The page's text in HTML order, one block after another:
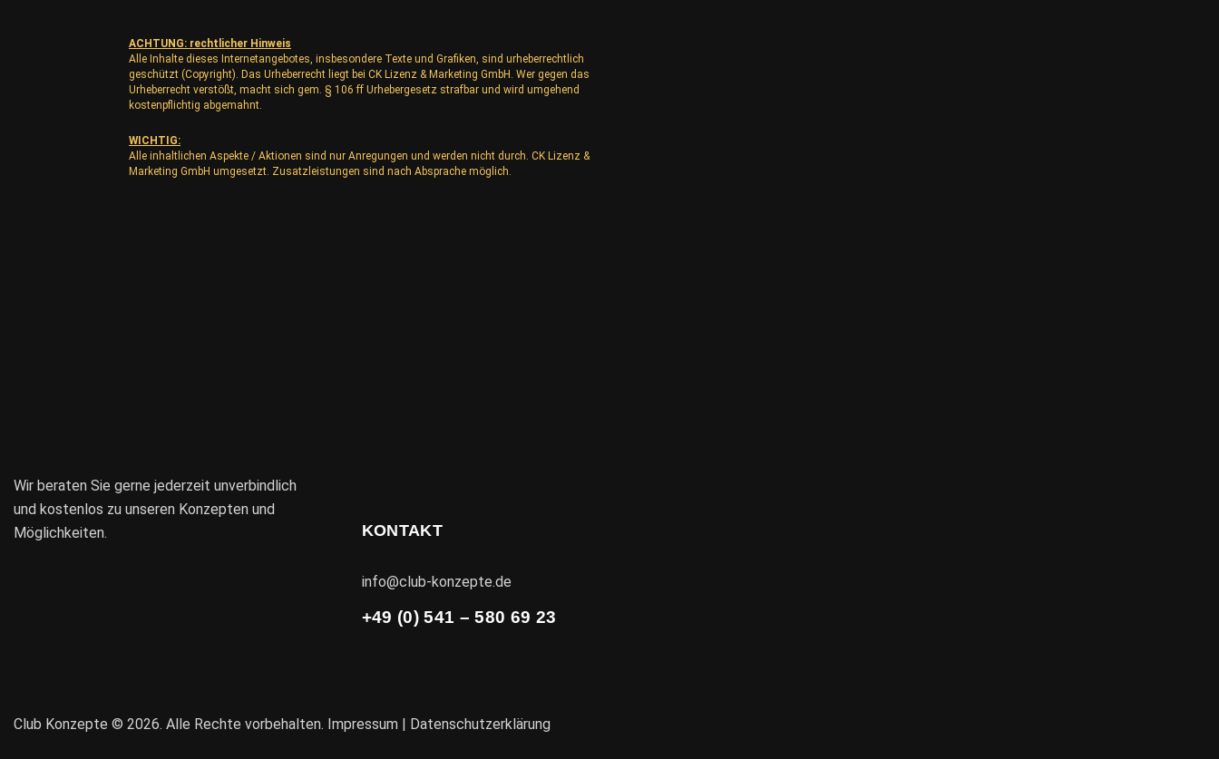
ACHTUNG: rechtlicher Hinweis
Alle Inhalte dieses Internetangebotes, insbesondere Texte und Grafiken, sind urheberrechtlich
geschützt (Copyright). Das Urheberrecht liegt bei CK Lizenz & Marketing GmbH. Wer gegen das
Urheberrecht verstößt, macht sich gem. § 106 ff Urhebergesetz strafbar und wird umgehend
kostenpflichtig abgemahnt.
WICHTIG:
Alle inhaltlichen Aspekte / Aktionen sind nur Anregungen und werden nicht durch. CK Lizenz &
Marketing GmbH umgesetzt. Zusatzleistungen sind nach Absprache möglich.
Wir beraten Sie gerne jederzeit unverbindlich
und kostenlos zu unseren Konzepten und
Möglichkeiten.
KONTAKT
info@club-konzepte.de
+49 (0) 541 – 580 69 23
Club Konzepte © 2026. Alle Rechte vorbehalten. Impressum Datenschutzerklärung